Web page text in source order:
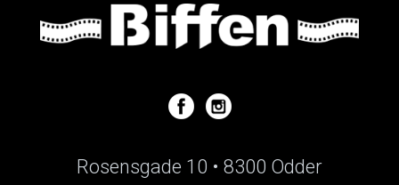
Rosensgade 10 • 8300 Odder